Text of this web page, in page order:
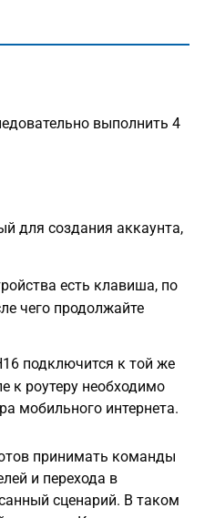
выполнить 4
для создания аккаунта,
есть клавиша, по
чего продолжайте
подключится к той же
к роутеру необходимо
мобильного интернета.
принимать команды
и перехода в
сценарий. В таком